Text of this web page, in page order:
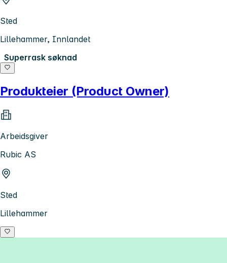
Sted
Lillehammer, Innlandet
Superrask søknad
Produkteier (Product Owner)
Arbeidsgiver
Rubic AS
Sted
Lillehammer